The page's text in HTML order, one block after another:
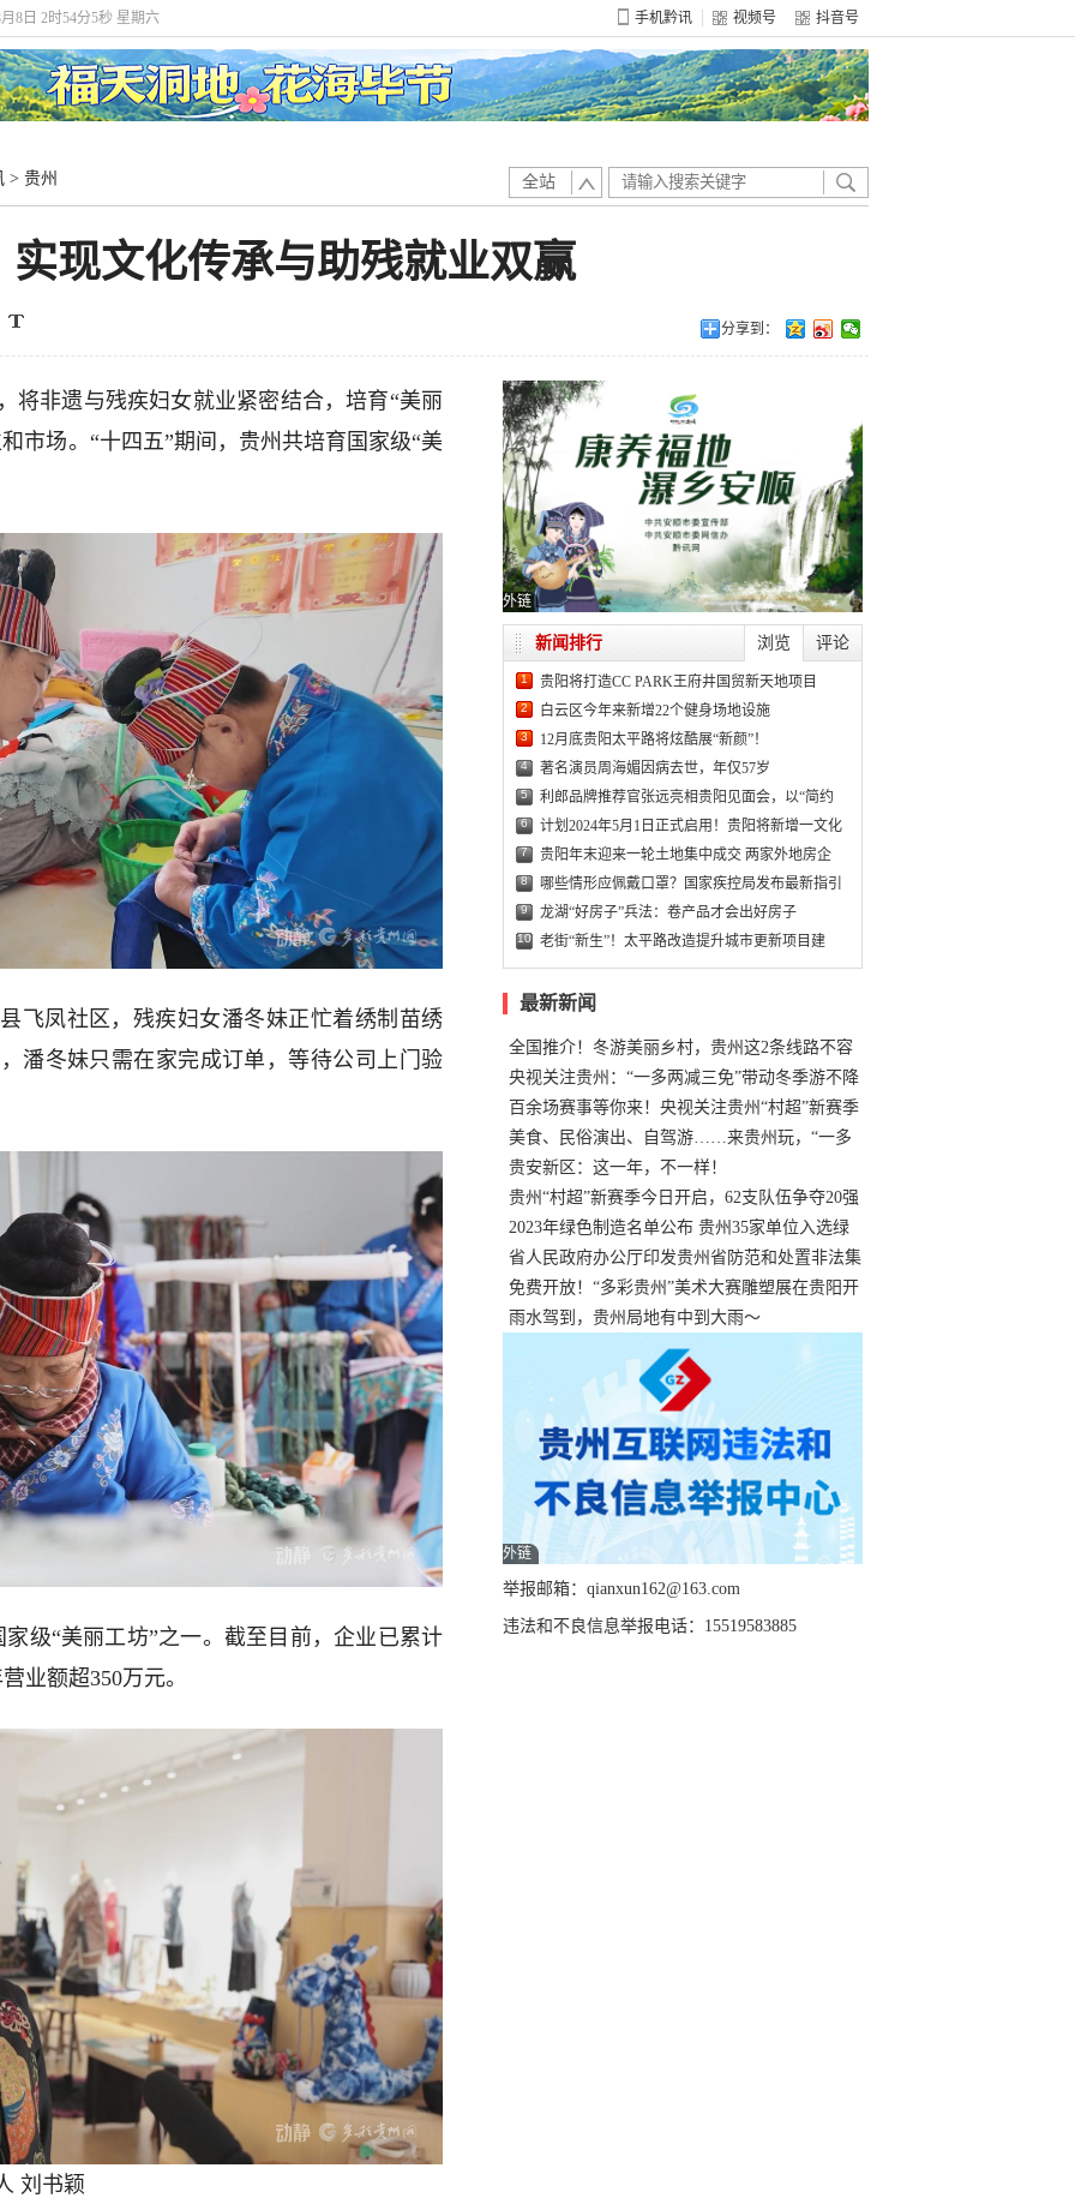
8日 2时54分7秒 星期六 手机黔讯 视频号 抖音号
> 贵州 全站
实现文化传承与助残就业双赢
分享到：
将非遗与残疾妇女就业紧密结合，培育“美丽
市场。“十四五”期间，贵州共培育国家级“美
飞凤社区，残疾妇女潘冬妹正忙着绣制苗绣
潘冬妹只需在家完成订单，等待公司上门验
级“美丽工坊”之一。截至目前，企业已累计
业额超350万元。
刘书颖
外链
浏览 评论
新闻排行
1 贵阳将打造CC PARK王府井国贸新天地项目
2 白云区今年来新增22个健身场地设施
3 12月底贵阳太平路将炫酷展“新颜”！
4 著名演员周海媚因病去世，年仅57岁
5 利郎品牌推荐官张远亮相贵阳见面会，以“简约
6 计划2024年5月1日正式启用！贵阳将新增一文化
7 贵阳年末迎来一轮土地集中成交 两家外地房企
8 哪些情形应佩戴口罩？国家疾控局发布最新指引
9 龙湖“好房子”兵法：卷产品才会出好房子
10 老街“新生”！太平路改造提升城市更新项目建
最新新闻
全国推介！冬游美丽乡村，贵州这2条线路不容
错过
央视关注贵州：“一多两减三免”带动冬季游不降
温
百余场赛事等你来！央视关注贵州“村超”新赛季
正式“打响”
美食、民俗演出、自驾游……来贵州玩，“一多
两减三免”！
贵安新区：这一年，不一样！
贵州“村超”新赛季今日开启，62支队伍争夺20强
名额
2023年绿色制造名单公布 贵州35家单位入选绿
色工厂
省人民政府办公厅印发贵州省防范和处置非法集
资工作实施细则
免费开放！“多彩贵州”美术大赛雕塑展在贵阳开
展，持续至1月19日
雨水驾到，贵州局地有中到大雨～
外链
举报邮箱：qianxun162@163.com
违法和不良信息举报电话：15519583885